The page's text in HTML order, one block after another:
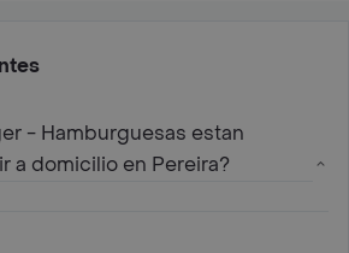
- Hamburguesas estan
a domicilio en Pereira?